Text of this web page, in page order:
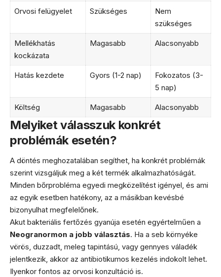
Orvosi felügyelet Szükséges
Nem
szükséges
Mellékhatás
kockázata
Magasabb Alacsonyabb
Hatás kezdete Gyors (1-2 nap)
Fokozatos (3-
5 nap)
Költség Magasabb Alacsonyabb
Melyiket válasszuk konkrét
problémák esetén?
A döntés meghozatalában segíthet, ha konkrét problémák
szerint vizsgáljuk meg a két termék alkalmazhatóságát.
Minden bőrprobléma egyedi megközelítést igényel, és ami
az egyik esetben hatékony, az a másikban kevésbé
bizonyulhat megfelelőnek.
Akut bakteriális fertőzés gyanúja esetén egyértelműen a
Neogranormon a jobb választás. Ha a seb környéke
vörös, duzzadt, meleg tapintású, vagy gennyes váladék
jelentkezik, akkor az antibiotikumos kezelés indokolt lehet.
Ilyenkor fontos az orvosi konzultáció is.